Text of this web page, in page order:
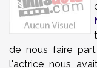
de nous faire
l'actrice nous